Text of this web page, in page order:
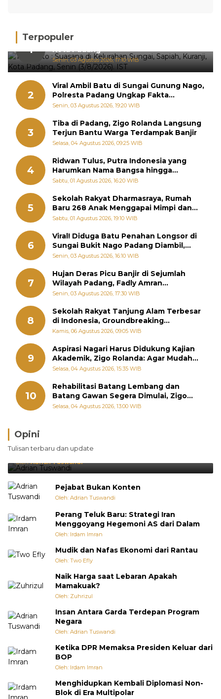
Terpopuler
1
Hujan Deras, 15 Titik Banjir Terdeteksi di
Kota Padang
Senin, 03 Agustus 2026, 17:10 WIB
2
Viral Ambil Batu di Sungai Gunung Nago,
Polresta Padang Ungkap Fakta
Sebenarnya
Senin, 03 Agustus 2026, 19:20 WIB
3
Tiba di Padang, Zigo Rolanda Langsung
Terjun Bantu Warga Terdampak Banjir
Selasa, 04 Agustus 2026, 09:25 WIB
4
Ridwan Tulus, Putra Indonesia yang
Harumkan Nama Bangsa hingga
Diabadikan dalam Buku Jepang
Sabtu, 01 Agustus 2026, 16:20 WIB
5
Sekolah Rakyat Dharmasraya, Rumah
Baru 268 Anak Menggapai Mimpi dan
Memutus Rantai Kemiskinan
Sabtu, 01 Agustus 2026, 19:10 WIB
6
Viral! Diduga Batu Penahan Longsor di
Sungai Bukit Nago Padang Diambil,
Warga Khawatir Bencana Terulang
Senin, 03 Agustus 2026, 16:10 WIB
7
Hujan Deras Picu Banjir di Sejumlah
Wilayah Padang, Fadly Amran
Perintahkan OPD Siaga
Senin, 03 Agustus 2026, 17:30 WIB
8
Sekolah Rakyat Tanjung Alam Terbesar
di Indonesia, Groundbreaking
September
Kamis, 06 Agustus 2026, 09:05 WIB
9
Aspirasi Nagari Harus Didukung Kajian
Akademik, Zigo Rolanda: Agar Mudah
Diperjuangkan di Kementerian
Selasa, 04 Agustus 2026, 15:35 WIB
10
Rehabilitasi Batang Lembang dan
Batang Gawan Segera Dimulai, Zigo
Rolanda Pastikan Proyek Berjalan
Selasa, 04 Agustus 2026, 13:00 WIB
Opini
Tulisan terbaru dan update
Brasil Lebih Diunggulkan, tetapi Jepang Selalu
Punya Cara Membuat Kejutan
Oleh:Adrian Tuswandi
Pejabat Bukan Konten
Oleh: Adrian Tuswandi
Perang Teluk Baru: Strategi Iran
Menggoyang Hegemoni AS dari Dalam
Oleh: Irdam Imran
Mudik dan Nafas Ekonomi dari Rantau
Oleh: Two Efly
Naik Harga saat Lebaran Apakah
Mamakuak?
Oleh: Zuhrizul
Insan Antara Garda Terdepan Program
Negara
Oleh: Adrian Tuswandi
Ketika DPR Memaksa Presiden Keluar dari
BOP
Oleh: Irdam Imran
Menghidupkan Kembali Diplomasi Non-
Blok di Era Multipolar